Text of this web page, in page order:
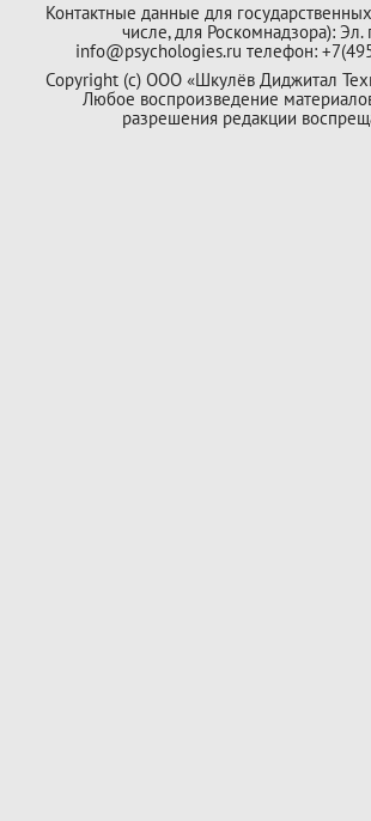
Контактные данные для
числе, для Роскомнадзора): Эл.
info@psychologies.ru телефон:
Copyright (с) ООО «Шкулёв Диджитал
Любое воспроизведение
разрешения редакции